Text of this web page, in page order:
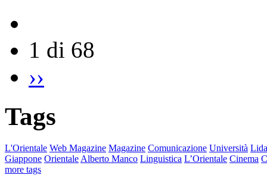
1 di 68
››
Tags
L'Orientale Web Magazine Magazine Comunicazione Università
Giappone Orientale Alberto Manco Linguistica L’Orientale Cinema
more tags